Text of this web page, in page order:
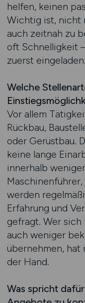
helfen, keinen
Wichtig ist, nicht
auch zeitnah zu
oft Schnelligkeit
zuerst eingeladen.
Welche
Vor allem
Rückbau,
oder Gerüstbau.
keine lange
innerhalb
werden
Erfahrung und
gefragt. Wer
auch weniger
übernehmen, hat
der Hand.
Was spricht